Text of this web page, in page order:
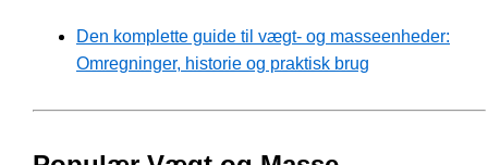
Den komplette guide til vægt- og masseenheder:
Omregninger, historie og praktisk brug